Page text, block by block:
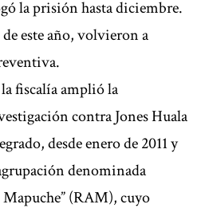
la prisión hasta diciembre.
este año, volvieron a
fiscalía amplió la
contra Jones Huala
desde enero de 2011 y
denominada
(RAM), cuyo